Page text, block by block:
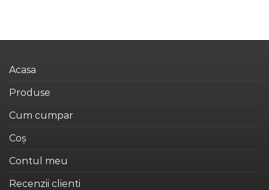
Acasa
Produse
Cum cumpar
Coș
Contul meu
Recenzii clienti